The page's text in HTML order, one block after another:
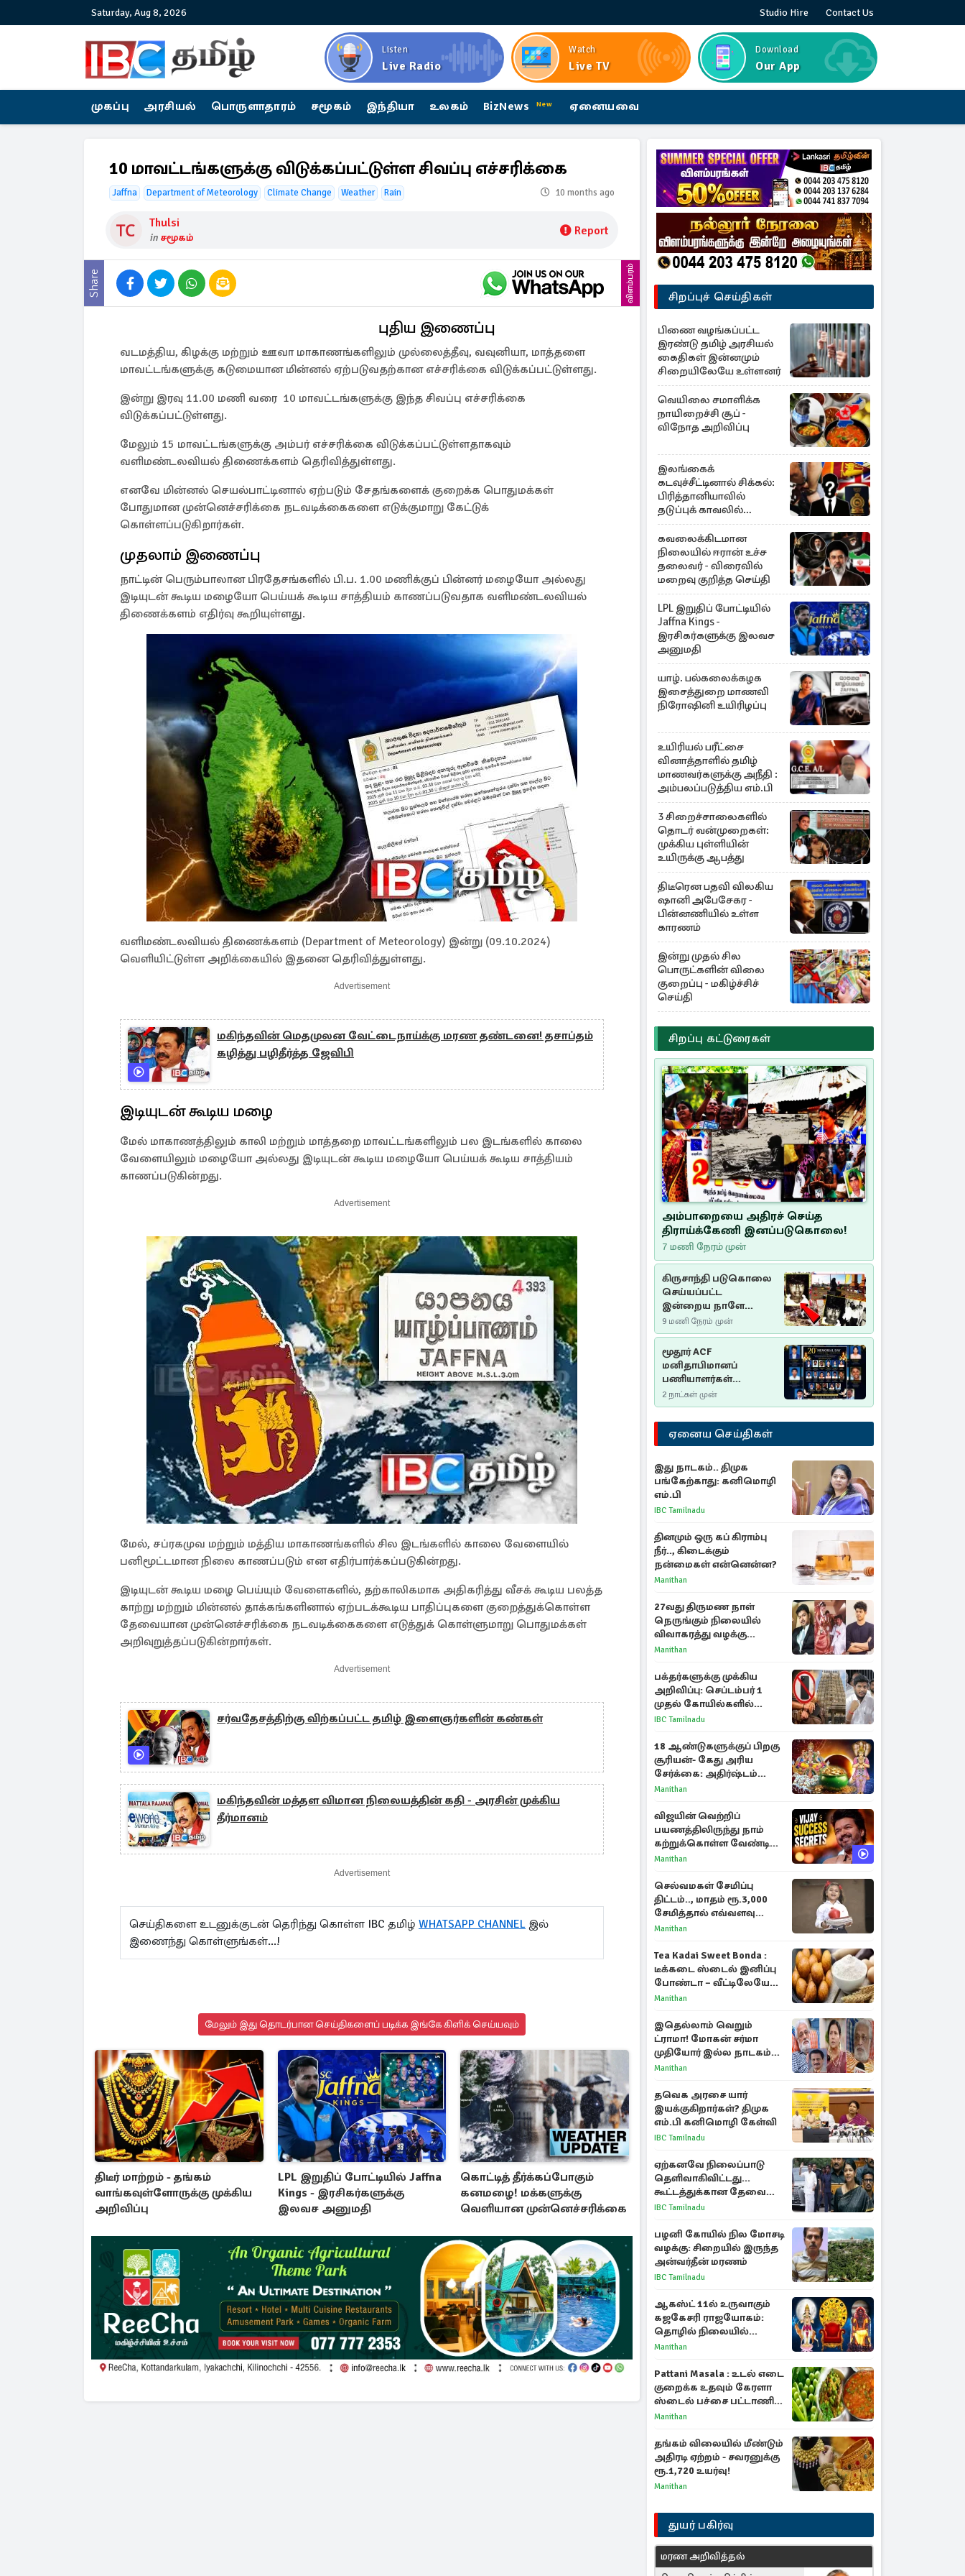
Saturday, Aug 8, 2026 Studio Hire Contact Us
Listen
Live Radio
Watch
Live TV
Download
Our App
முகப்பு அரசியல் பொருளாதாரம் சமூகம் இந்தியா உலகம் BizNews New ஏனையவை
10 மாவட்டங்களுக்கு விடுக்கப்பட்டுள்ள சிவப்பு எச்சரிக்கை
Jaffna Department of Meteorology Climate Change Weather Rain 10 months ago
Thulsi
in சமூகம் Report
Share விளம்பரம்
புதிய இணைப்பு
வடமத்திய, கிழக்கு மற்றும் ஊவா மாகாணங்களிலும் முல்லைத்தீவு, வவுனியா, மாத்தளை
மாவட்டங்களுக்கு கடுமையான மின்னல் ஏற்படுவதற்கான எச்சரிக்கை விடுக்கப்பட்டுள்ளது.
இன்று இரவு 11.00 மணி வரை 10 மாவட்டங்களுக்கு இந்த சிவப்பு எச்சரிக்கை
விடுக்கப்பட்டுள்ளது.
மேலும் 15 மாவட்டங்களுக்கு அம்பர் எச்சரிக்கை விடுக்கப்பட்டுள்ளதாகவும்
வளிமண்டலவியல் திணைக்களம் தெரிவித்துள்ளது.
எனவே மின்னல் செயல்பாட்டினால் ஏற்படும் சேதங்களைக் குறைக்க பொதுமக்கள்
போதுமான முன்னெச்சரிக்கை நடவடிக்கைகளை எடுக்குமாறு கேட்டுக்
கொள்ளப்படுகிறார்கள்.
முதலாம் இணைப்பு
நாட்டின் பெரும்பாலான பிரதேசங்களில் பி.ப. 1.00 மணிக்குப் பின்னர் மழையோ அல்லது
இடியுடன் கூடிய மழையோ பெய்யக் கூடிய சாத்தியம் காணப்படுவதாக வளிமண்டலவியல்
திணைக்களம் எதிர்வு கூறியுள்ளது.
வளிமண்டலவியல் திணைக்களம் (Department of Meteorology) இன்று (09.10.2024)
வெளியிட்டுள்ள அறிக்கையில் இதனை தெரிவித்துள்ளது.
Advertisement
மகிந்தவின் மெதமுலன வேட்டைநாய்க்கு மரண தண்டனை! தசாப்தம்
கழித்து பழிதீர்த்த ஜேவிபி
இடியுடன் கூடிய மழை
மேல் மாகாணத்திலும் காலி மற்றும் மாத்தறை மாவட்டங்களிலும் பல இடங்களில் காலை
வேளையிலும் மழையோ அல்லது இடியுடன் கூடிய மழையோ பெய்யக் கூடிய சாத்தியம்
காணப்படுகின்றது.
Advertisement
மேல், சப்ரகமுவ மற்றும் மத்திய மாகாணங்களில் சில இடங்களில் காலை வேளையில்
பனிமூட்டமான நிலை காணப்படும் என எதிர்பார்க்கப்படுகின்றது.
இடியுடன் கூடிய மழை பெய்யும் வேளைகளில், தற்காலிகமாக அதிகரித்து வீசக் கூடிய பலத்த
காற்று மற்றும் மின்னல் தாக்கங்களினால் ஏற்படக்கூடிய பாதிப்புகளை குறைத்துக்கொள்ள
தேவையான முன்னெச்சரிக்கை நடவடிக்கைகளை எடுத்துக் கொள்ளுமாறு பொதுமக்கள்
அறிவுறுத்தப்படுகின்றார்கள்.
Advertisement
சர்வதேசத்திற்கு விற்கப்பட்ட தமிழ் இளைஞர்களின் கண்கள்
மகிந்தவின் மத்தள விமான நிலையத்தின் கதி - அரசின் முக்கிய
தீர்மானம்
Advertisement
செய்திகளை உடனுக்குடன் தெரிந்து கொள்ள IBC தமிழ் WHATSAPP CHANNEL இல்
இணைந்து கொள்ளுங்கள்...!
மேலும் இது தொடர்பான செய்திகளைப் படிக்க இங்கே கிளிக் செய்யவும்
திடீர் மாற்றம் - தங்கம்
வாங்கவுள்ளோருக்கு முக்கிய
அறிவிப்பு
LPL இறுதிப் போட்டியில் Jaffna
Kings - இரசிகர்களுக்கு
இலவச அனுமதி
கொட்டித் தீர்க்கப்போகும்
கனமழை! மக்களுக்கு
வெளியான முன்னெச்சரிக்கை
சிறப்புச் செய்திகள்
பிணை வழங்கப்பட்ட
இரண்டு தமிழ் அரசியல்
கைதிகள் இன்னமும்
சிறையிலேயே உள்ளனர்
வெயிலை சமாளிக்க
நாயிறைச்சி சூப் -
விநோத அறிவிப்பு
இலங்கைக்
கடவுச்சீட்டினால் சிக்கல்:
பிரித்தானியாவில்
தடுப்புக் காவலில்
முன்னாள் எம்.பி!
கவலைக்கிடமான
நிலையில் ஈரான் உச்ச
தலைவர் - விரைவில்
மறைவு குறித்த செய்தி
LPL இறுதிப் போட்டியில்
Jaffna Kings -
இரசிகர்களுக்கு இலவச
அனுமதி
யாழ். பல்கலைக்கழக
இசைத்துறை மாணவி
நிரோஷினி உயிரிழப்பு
உயிரியல் பரீட்சை
வினாத்தாளில் தமிழ்
மாணவர்களுக்கு அநீதி :
அம்பலப்படுத்திய எம்.பி
3 சிறைச்சாலைகளில்
தொடர் வன்முறைகள்:
முக்கிய புள்ளியின்
உயிருக்கு ஆபத்து
திடீரென பதவி விலகிய
ஷானி அபேசேகர -
பின்னணியில் உள்ள
காரணம்
இன்று முதல் சில
பொருட்களின் விலை
குறைப்பு - மகிழ்ச்சிச்
செய்தி
சிறப்பு கட்டுரைகள்
அம்பாறையை அதிரச் செய்த
திராய்க்கேணி இனப்படுகொலை!
7 மணி நேரம் முன்
கிருசாந்தி படுகொலை
செய்யப்பட்ட
இன்றைய நாளே
செம்மணி
இனப்படுகொலை
தினம்…!
9 மணி நேரம் முன்
மூதூர் ACF
மனிதாபிமானப்
பணியாளர்கள்
படுகொலை (2006): 20
ஆண்டுகளாகியும் நீதி
மறுக்கப்பட்ட
மனிதாபிமானப்
பேரவலம்
2 நாட்கள் முன்
ஏனைய செய்திகள்
இது நாடகம்.. திமுக
பங்கேற்காது: கனிமொழி
எம்.பி
IBC Tamilnadu
தினமும் ஒரு கப் கிராம்பு
நீர்.., கிடைக்கும்
நன்மைகள் என்னென்ன?
Manithan
27வது திருமண நாள்
நெருங்கும் நிலையில்
விவாகரத்து வழக்கு
வாபஸ்! விஜய்யுடன்
Manithan
பக்தர்களுக்கு முக்கிய
அறிவிப்பு: செப்டம்பர் 1
முதல் கோயில்களில்
மொபைலுக்கு தடை!
IBC Tamilnadu
18 ஆண்டுகளுக்குப் பிறகு
சூரியன்- கேது அரிய
சேர்க்கை: அதிர்ஷ்டம்
பெறும் 3 ராசிகள்!
Manithan
விஜயின் வெற்றிப்
பயணத்திலிருந்து நாம்
கற்றுக்கொள்ள வேண்டிய
முக்கிய 3 விடயங்கள்!
Manithan
செல்வமகள் சேமிப்பு
திட்டம்.., மாதம் ரூ.3,000
சேமித்தால் எவ்வளவு
கிடைக்கும்?
Manithan
Tea Kadai Sweet Bonda :
டீக்கடை ஸ்டைல் இனிப்பு
போண்டா – வீட்டிலேயே
செய்வது எப்படி?
Manithan
இதெல்லாம் வெறும்
ட்ராமா! மோகன் சர்மா
முதியோர் இல்ல நாடகம்
குறித்து குட்டி பத்மினி
Manithan
தவெக அரசை யார்
இயக்குகிறார்கள்? திமுக
எம்.பி கனிமொழி கேள்வி
IBC Tamilnadu
ஏற்கனவே நிலைப்பாடு
தெளிவாகிவிட்டது...
கூட்டத்துக்கான தேவை
என்ன? - கனிமொழி
IBC Tamilnadu
பழனி கோயில் நில மோசடி
வழக்கு: சிறையில் இருந்த
அன்வர்தீன் மரணம்
IBC Tamilnadu
ஆகஸ்ட் 11ல் உருவாகும்
கஜகேசரி ராஜயோகம்:
தொழில் நிலையில்
அதிர்ஷ்டம் பெறும் 3
Manithan
Pattani Masala : உடல் எடை
குறைக்க உதவும் கேரளா
ஸ்டைல் பச்சை பட்டாணி
கிரேவி
Manithan
தங்கம் விலையில் மீண்டும்
அதிரடி ஏற்றம் - சவரனுக்கு
ரூ.1,720 உயர்வு!
Manithan
துயர் பகிர்வு
மரண அறிவித்தல்